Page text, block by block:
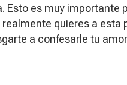
es muy importante
quieres a esta
a confesarle tu